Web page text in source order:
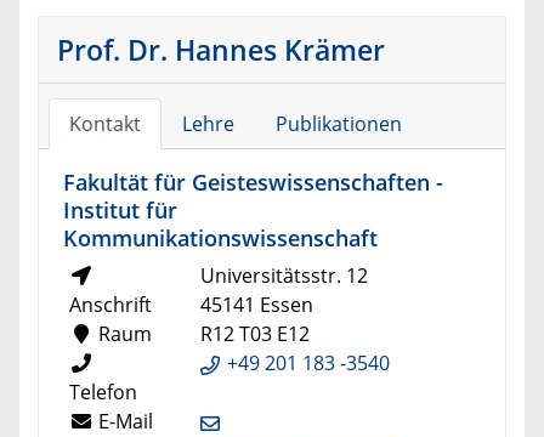
Prof. Dr. Hannes Krämer
Kontakt Lehre Publikationen
Fakultät für Geisteswissenschaften -
Institut für
Kommunikationswissenschaft
Anschrift
Universitätsstr. 12
45141 Essen
Raum
R12 T03 E12
Telefon
+49 201 183 -3540
E-Mail